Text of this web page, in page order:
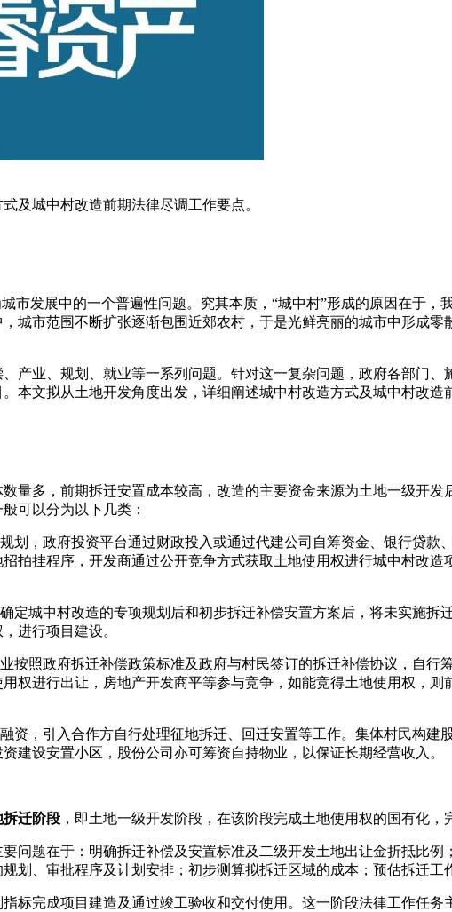
及城中村改造前期法律尽调工作要点。
市发展中的一个普遍性问题。究其本质，“城中村”形成的原因在于
城市范围不断扩张逐渐包围近郊农村，于是光鲜亮丽的城市中形成
产业、规划、就业等一系列问题。针对这一复杂问题，政府各部门
本文拟从土地开发角度出发，详细阐述城中村改造方式及城中村改造
量多，前期拆迁安置成本较高，改造的主要资金来源为土地一级开
可以分为以下几类：
划，政府投资平台通过财政投入或通过代建公司自筹资金、银行贷款
拍挂程序，开发商通过公开竞争方式获取土地使用权进行城中村改
定城中村改造的专项规划后和初步拆迁补偿安置方案后，将未实施
进行项目建设。
按照政府拆迁补偿政策标准及政府与村民签订的拆迁补偿协议，自
权进行出让，房地产开发商平等参与竞争，如能竞得土地使用权，
资，引入合作方自行处理征地拆迁、回迁安置等工作。集体村民构
建设安置小区，股份公司亦可筹资自持物业，以保证长期经营收入。
拆迁阶段 ，即土地一级开发阶段，在该阶段完成土地使用权的国有化
问题在于：明确拆迁补偿及安置标准及二级开发土地出让金折抵比
划、审批程序及计划安排；初步测算拟拆迁区域的成本；预估拆迁工
指标完成项目建造及通过竣工验收和交付使用。这一阶段法律工作任